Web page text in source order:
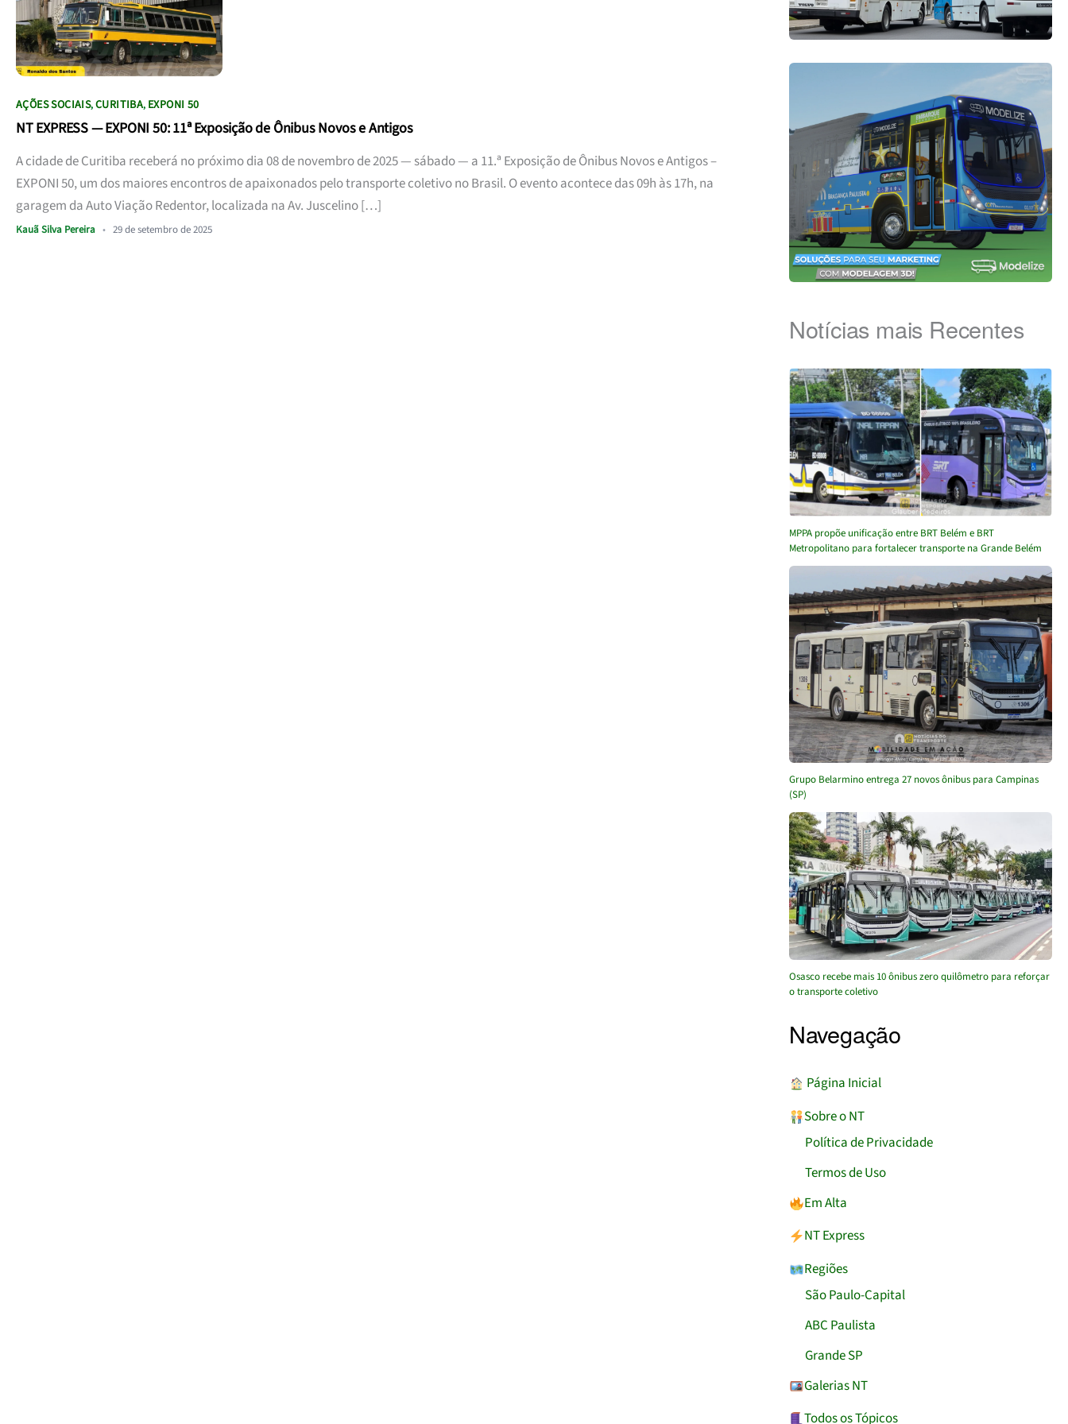
AÇÕES SOCIAIS,CURITIBA, EXPONI 50
NT EXPRESS — EXPONI 50: 11ª Exposição de Ônibus Novos e Antigos
A cidade de Curitiba receberá no próximo dia 08 de novembro de 2025 — sábado — a 11.ª Exposição de Ônibus Novos e Antigos –
EXPONI 50, um dos maiores encontros de apaixonados pelo transporte coletivo no Brasil. O evento acontece das 09h às 17h, na
garagem da Auto Viação Redentor, localizada na Av. Juscelino […]
Kauã Silva Pereira • 29 de setembro de 2025
Notícias mais Recentes
MPPA propõe unificação entre BRT Belém e BRT
Metropolitano para fortalecer transporte na Grande Belém
Grupo Belarmino entrega 27 novos ônibus para Campinas
(SP)
Osasco recebe mais 10 ônibus zero quilômetro para reforçar
o transporte coletivo
Navegação
︎ Página Inicial
Sobre o NT
Política de Privacidade
Termos de Uso
Em Alta
NT Express
Regiões
São Paulo-Capital
ABC Paulista
Grande SP
Galerias NT
Todos os Tópicos